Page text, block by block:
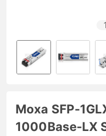
1
Moxa SFP-
1000Base-LX